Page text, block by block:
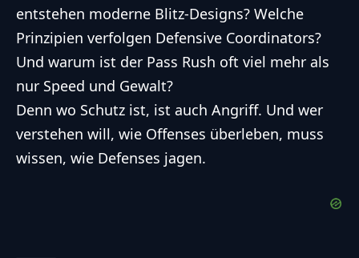
entstehen moderne Blitz-Designs? Welche
Prinzipien verfolgen Defensive Coordinators?
Und warum ist der Pass Rush oft viel mehr als
nur Speed und Gewalt?
Denn wo Schutz ist, ist auch Angriff. Und wer
verstehen will, wie Offenses überleben, muss
wissen, wie Defenses jagen.